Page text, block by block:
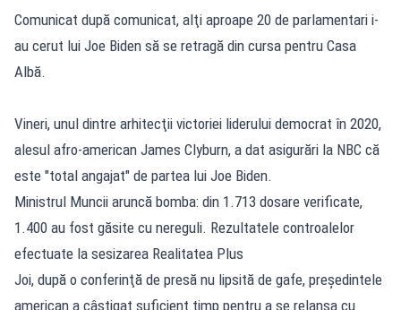
Comunicat după comunicat, alţi aproape 20 de parlamentari i-
au cerut lui Joe Biden să se retragă din cursa pentru Casa
Albă.
Vineri, unul dintre arhitecţii victoriei liderului democrat în 2020,
alesul afro-american James Clyburn, a dat asigurări la NBC că
este "total angajat" de partea lui Joe Biden.
Ministrul Muncii aruncă bomba: din 1.713 dosare verificate,
1.400 au fost găsite cu nereguli. Rezultatele controalelor
efectuate la sesizarea Realitatea Plus
Joi, după o conferinţă de presă nu lipsită de gafe, preşedintele
american a câştigat suficient timp pentru a se relansa cu